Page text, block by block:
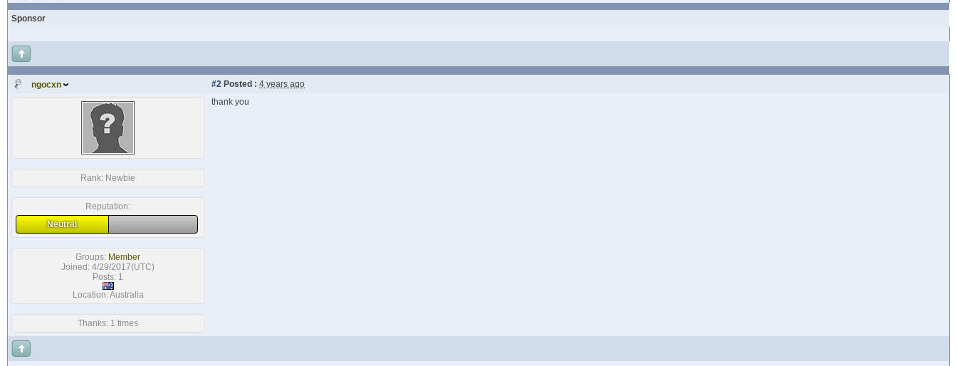
Sponsor
ngocxn #2 Posted : 4 years ago
Rank: Newbie
Reputation:
Neutral
Groups: Member
Joined: 4/29/2017(UTC)
Posts: 1
Location: Australia
Thanks: 1 times
thank you